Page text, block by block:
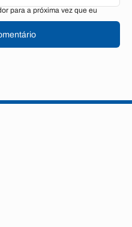
para a próxima vez que eu